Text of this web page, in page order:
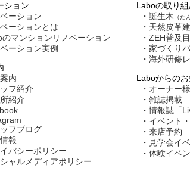
ション
ーション
ーションとは
のマンションリノベーション
ーション実例
内
フ紹介
紹介
フブログ
報
バシーポリシー
ャルメディアポリシー
Laboの取り
誕生木 （た
天然皮革
ZEH普及
家づくり
海外研修
Laboからの
オーナー
雑誌掲載
情報誌「
イベント
来店予約
見学会イ
体験イベ